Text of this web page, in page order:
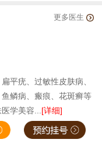
更多医生
平疣、过敏性皮肤病、
鳞病、瘢痕、花斑癣等
学美容... [详细]